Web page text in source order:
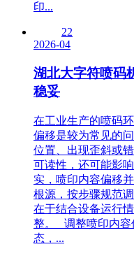
印...
22
2026-04
湖北大字符喷码
稳妥
在工业生产的喷码
偏移是较为常见的
位置、出现歪斜或
可读性，还可能影
实，喷印内容偏移
根源，按步骤规范
在于结合设备运行
整。 调整喷印内容
态，...